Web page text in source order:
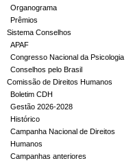
Organograma
Prêmios
Sistema Conselhos
APAF
Congresso Nacional da Psicologia
Conselhos pelo Brasil
Comissão de Direitos Humanos
Boletim CDH
Gestão 2026-2028
Histórico
Campanha Nacional de Direitos
Humanos
Campanhas anteriores